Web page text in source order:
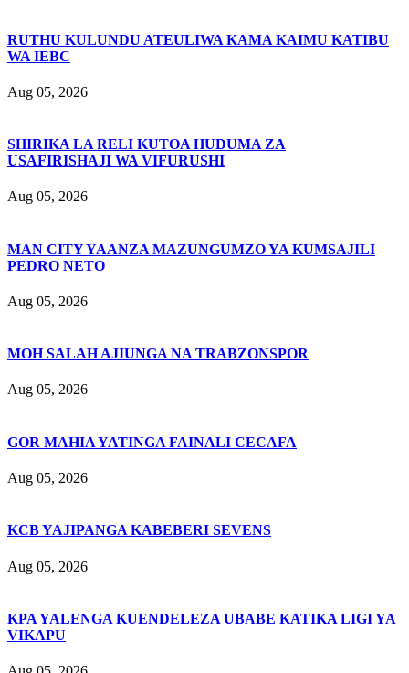
RUTHU KULUNDU ATEULIWA KAMA KAIMU KATIBU
WA IEBC
Aug 05, 2026
SHIRIKA LA RELI KUTOA HUDUMA ZA
USAFIRISHAJI WA VIFURUSHI
Aug 05, 2026
MAN CITY YAANZA MAZUNGUMZO YA KUMSAJILI
PEDRO NETO
Aug 05, 2026
MOH SALAH AJIUNGA NA TRABZONSPOR
Aug 05, 2026
GOR MAHIA YATINGA FAINALI CECAFA
Aug 05, 2026
KCB YAJIPANGA KABEBERI SEVENS
Aug 05, 2026
KPA YALENGA KUENDELEZA UBABE KATIKA LIGI YA
VIKAPU